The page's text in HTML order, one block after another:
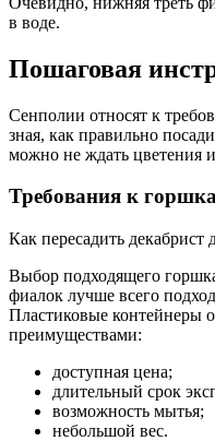
в воде.
Пошаговая
Сенполии относят к
зная, как правильно
можно не ждать цветения
Требования к
Как пересадить
Выбор подходящего
фиалок лучше всего
Пластиковые контейнеры
преимуществами:
доступная цена;
длительный срок
возможность мытья;
небольшой вес.